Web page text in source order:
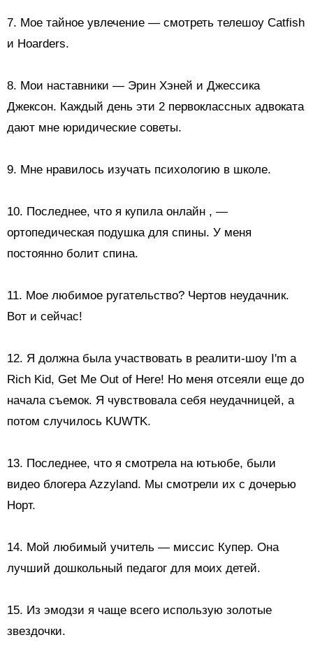
7. Мое тайное увлечение — смотреть телешоу Catfish
и Hoarders.
8. Мои наставники — Эрин Хэней и Джессика
Джексон. Каждый день эти 2 первоклассных адвоката
дают мне юридические советы.
9. Мне нравилось изучать психологию в школе.
10. Последнее, что я купила онлайн , —
ортопедическая подушка для спины. У меня
постоянно болит спина.
11. Мое любимое ругательство? Чертов неудачник.
Вот и сейчас!
12. Я должна была участвовать в реалити-шоу I'm a
Rich Kid, Get Me Out of Here! Но меня отсеяли еще до
начала съемок. Я чувствовала себя неудачницей, а
потом случилось KUWTK.
13. Последнее, что я смотрела на ютьюбе, были
видео блогера Azzyland. Мы смотрели их с дочерью
Норт.
14. Мой любимый учитель — миссис Купер. Она
лучший дошкольный педагог для моих детей.
15. Из эмодзи я чаще всего использую золотые
звездочки.